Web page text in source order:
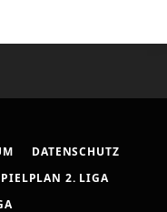
DATENSCHUTZ
2. LIGA